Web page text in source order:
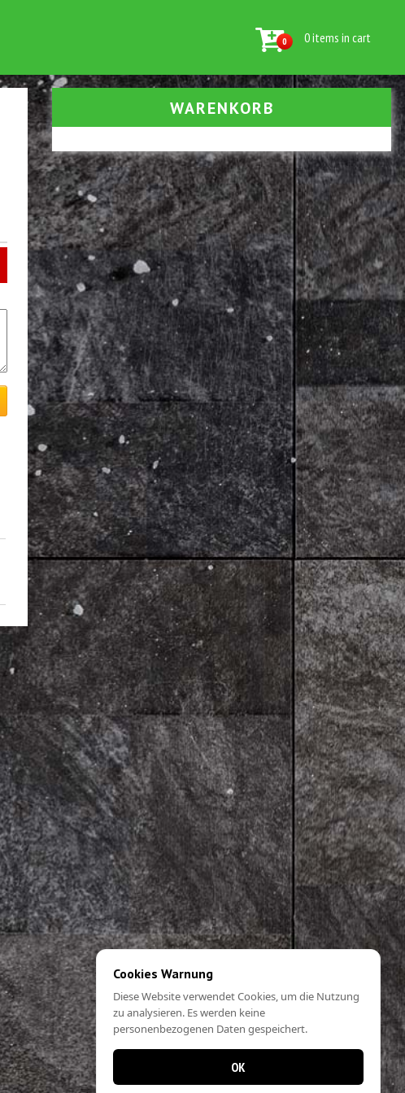
0 0 items in cart
WARENKORB
Cookies Warnung
Diese Website verwendet Cookies, um die Nutzung
zu analysieren. Es werden keine
personenbezogenen Daten gespeichert.
OK